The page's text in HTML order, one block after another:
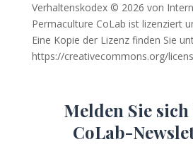
Verhaltenskodex © 2026 von
Permaculture CoLab ist lizenziert
Eine Kopie der Lizenz finden Sie
https://creativecommons.org/
Melden Sie
CoLab-